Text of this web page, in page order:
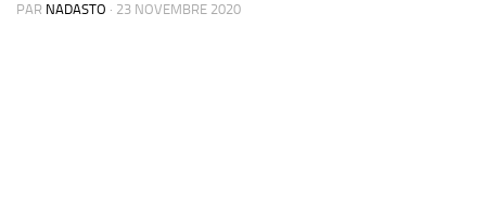
PAR NADASTO · 23 NOVEMBRE 2020